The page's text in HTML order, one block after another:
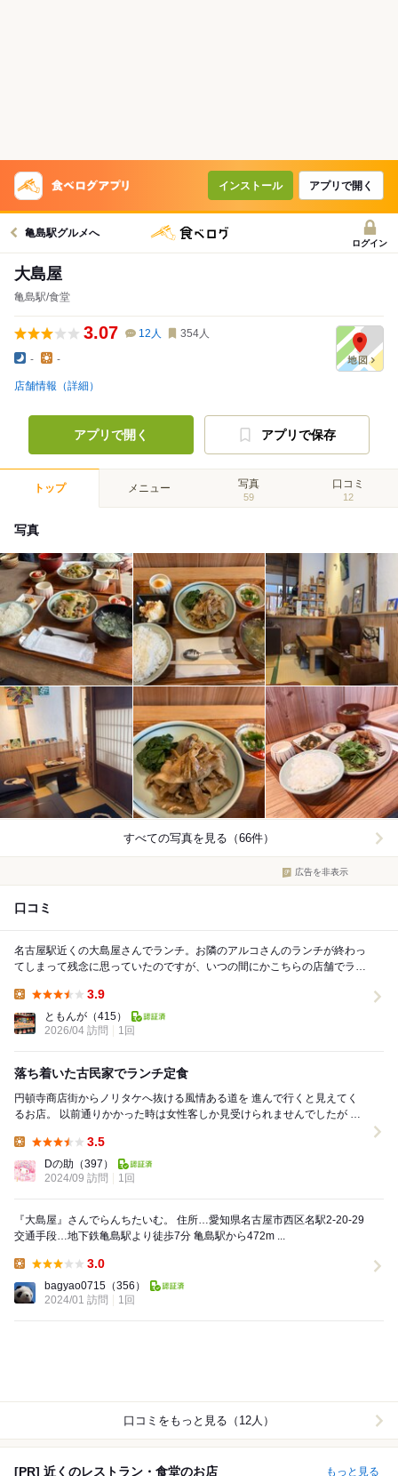
インストール アプリで開く
亀島駅グルメへ
ログイン
大島屋
亀島駅/食堂
3.07 12 人 354人
- -
店舗情報（詳細）
アプリで開く アプリで保存
トップ メニュー 写真
59
口コミ
12
写真
すべての写真を見る（66件）
広告を非表示
口コミ
名古屋駅近くの大島屋さんでランチ。お隣のアルコさんのランチが終わっ
てしまって残念に思っていたのですが、いつの間にかこちらの店舗でラン
3.9
ともんが （415）
2026/04 訪問
1回
落ち着いた古民家でランチ定食
円頓寺商店街からノリタケへ抜ける風情ある道を 進んで行くと見えてく
るお店。 以前通りかかった時は女性客しか見受けられませんでしたが 今
3.5
Dの助 （397）
2024/09 訪問
1回
『大島屋』さんでらんちたいむ。 住所…愛知県名古屋市西区名駅2-20-29
交通手段…地下鉄亀島駅より徒歩7分 亀島駅から472m ...
3.0
bagyao0715 （356）
2024/01 訪問
1回
口コミをもっと見る（12人）
[PR] 近くのレストラン・食堂のお店 もっと見る